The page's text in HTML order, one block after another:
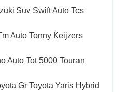
Suv Swift Auto Tcs
Auto Tonny Keijzers
Auto Tot 5000 Touran
Gr Toyota Yaris Hybrid